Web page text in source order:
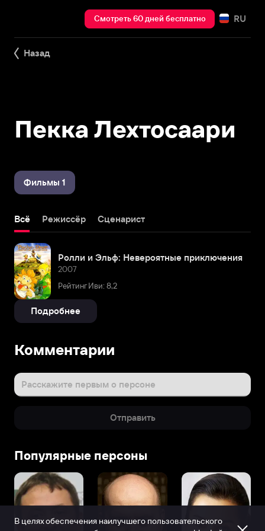
Смотреть 60 дней бесплатно RU
Назад
Пекка Лехтосаари
Фильмы 1
Всё Режиссёр Сценарист
Ролли и Эльф: Невероятные приключения
2007
Рейтинг Иви: 8,2
Подробнее
Комментарии
Расскажите первым о персоне
Отправить
Популярные персоны
В целях обеспечения наилучшего пользовательского